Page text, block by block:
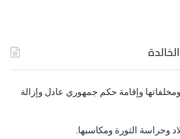
ﻭﺇﻗﺎﻣﺔ ﺣﻜﻢ ﺟﻤﻬﻮﺭﻱ ﻋﺎﺩﻝ ﻭﺇﺯﺍﻟﺔ
ﻭﺣﺮﺍﺳﺔ ﺍﻟﺜﻮﺭﺓ ﻭﻣﻜﺎﺳﺒﻬﺎ.